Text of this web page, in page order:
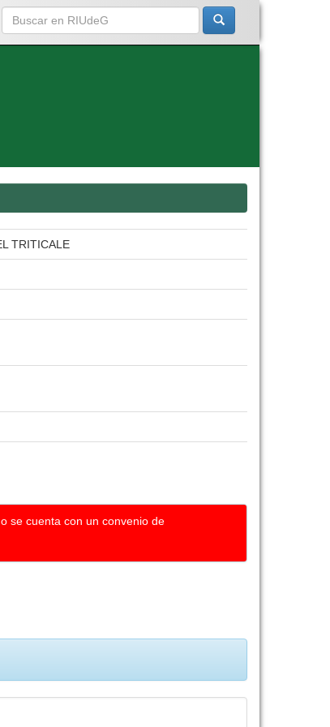
TRITICALE
se cuenta con un convenio de